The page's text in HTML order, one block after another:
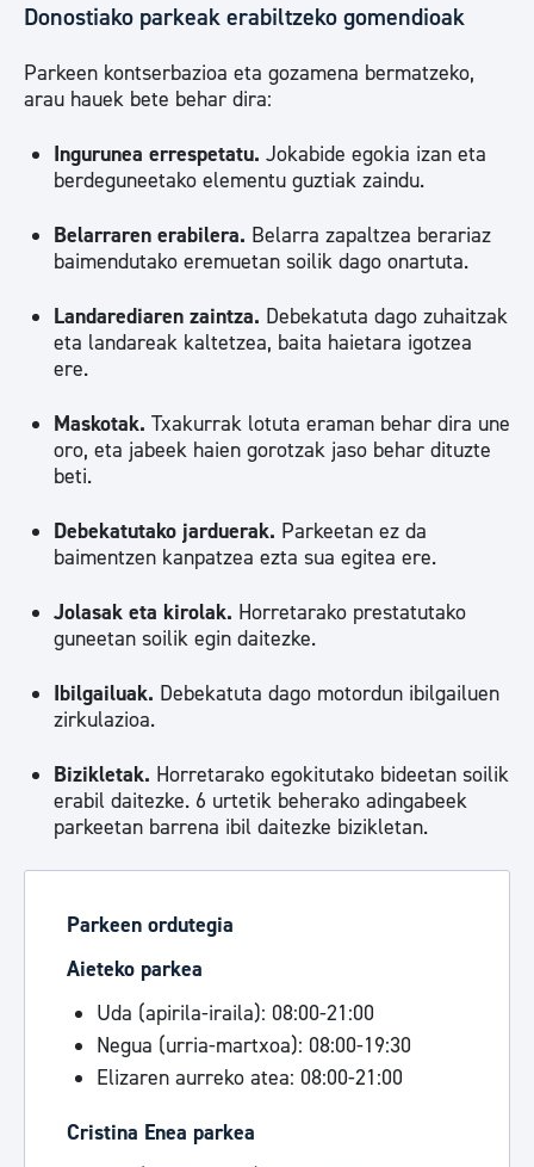
Donostiako parkeak erabiltzeko gomendioak
Parkeen kontserbazioa eta gozamena bermatzeko,
arau hauek bete behar dira:
Ingurunea errespetatu. Jokabide egokia izan eta
berdeguneetako elementu guztiak zaindu.
Belarraren erabilera. Belarra zapaltzea berariaz
baimendutako eremuetan soilik dago onartuta.
Landarediaren zaintza. Debekatuta dago zuhaitzak
eta landareak kaltetzea, baita haietara igotzea
ere.
Maskotak. Txakurrak lotuta eraman behar dira une
oro, eta jabeek haien gorotzak jaso behar dituzte
beti.
Debekatutako jarduerak. Parkeetan ez da
baimentzen kanpatzea ezta sua egitea ere.
Jolasak eta kirolak. Horretarako prestatutako
guneetan soilik egin daitezke.
Ibilgailuak. Debekatuta dago motordun ibilgailuen
zirkulazioa.
Bizikletak. Horretarako egokitutako bideetan soilik
erabil daitezke. 6 urtetik beherako adingabeek
parkeetan barrena ibil daitezke bizikletan.
Parkeen ordutegia
Aieteko parkea
Uda (apirila-iraila): 08:00-21:00
Negua (urria-martxoa): 08:00-19:30
Elizaren aurreko atea: 08:00-21:00
Cristina Enea parkea